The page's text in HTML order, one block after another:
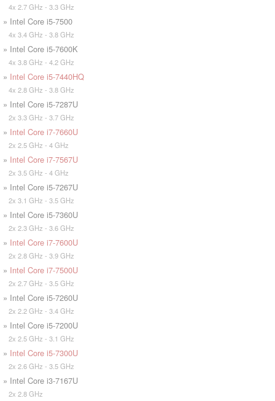
4x 2.7 GHz - 3.3 GHz
» Intel Core i5-7500
4x 3.4 GHz - 3.8 GHz
» Intel Core i5-7600K
4x 3.8 GHz - 4.2 GHz
» Intel Core i5-7440HQ
4x 2.8 GHz - 3.8 GHz
» Intel Core i5-7287U
2x 3.3 GHz - 3.7 GHz
» Intel Core i7-7660U
2x 2.5 GHz - 4 GHz
» Intel Core i7-7567U
2x 3.5 GHz - 4 GHz
» Intel Core i5-7267U
2x 3.1 GHz - 3.5 GHz
» Intel Core i5-7360U
2x 2.3 GHz - 3.6 GHz
» Intel Core i7-7600U
2x 2.8 GHz - 3.9 GHz
» Intel Core i7-7500U
2x 2.7 GHz - 3.5 GHz
» Intel Core i5-7260U
2x 2.2 GHz - 3.4 GHz
» Intel Core i5-7200U
2x 2.5 GHz - 3.1 GHz
» Intel Core i5-7300U
2x 2.6 GHz - 3.5 GHz
» Intel Core i3-7167U
2x 2.8 GHz